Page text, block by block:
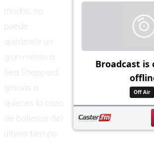
modos, no
puede
quitársele un
gran mérito a
Sea Shepperd,
gracias a
quienes la caza
de ballenas del
último tiempo